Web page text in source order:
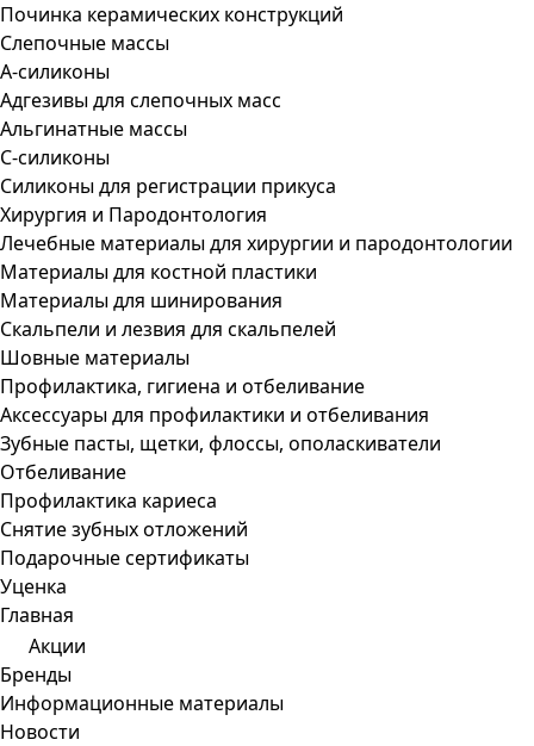
Починка керамических конструкций
Слепочные массы
А-силиконы
Адгезивы для слепочных масс
Альгинатные массы
С-силиконы
Силиконы для регистрации прикуса
Хирургия и Пародонтология
Лечебные материалы для хирургии и пародонтологии
Материалы для костной пластики
Материалы для шинирования
Скальпели и лезвия для скальпелей
Шовные материалы
Профилактика, гигиена и отбеливание
Аксессуары для профилактики и отбеливания
Зубные пасты, щетки, флоссы, ополаскиватели
Отбеливание
Профилактика кариеса
Снятие зубных отложений
Подарочные сертификаты
Уценка
Главная
Акции
Бренды
Информационные материалы
Новости